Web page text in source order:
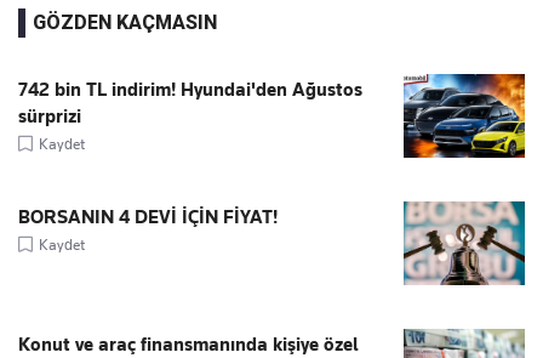
GÖZDEN KAÇMASIN
742 bin TL indirim! Hyundai'den Ağustos
sürprizi
Kaydet
BORSANIN 4 DEVİ İÇİN FİYAT!
Kaydet
Konut ve araç finansmanında kişiye özel